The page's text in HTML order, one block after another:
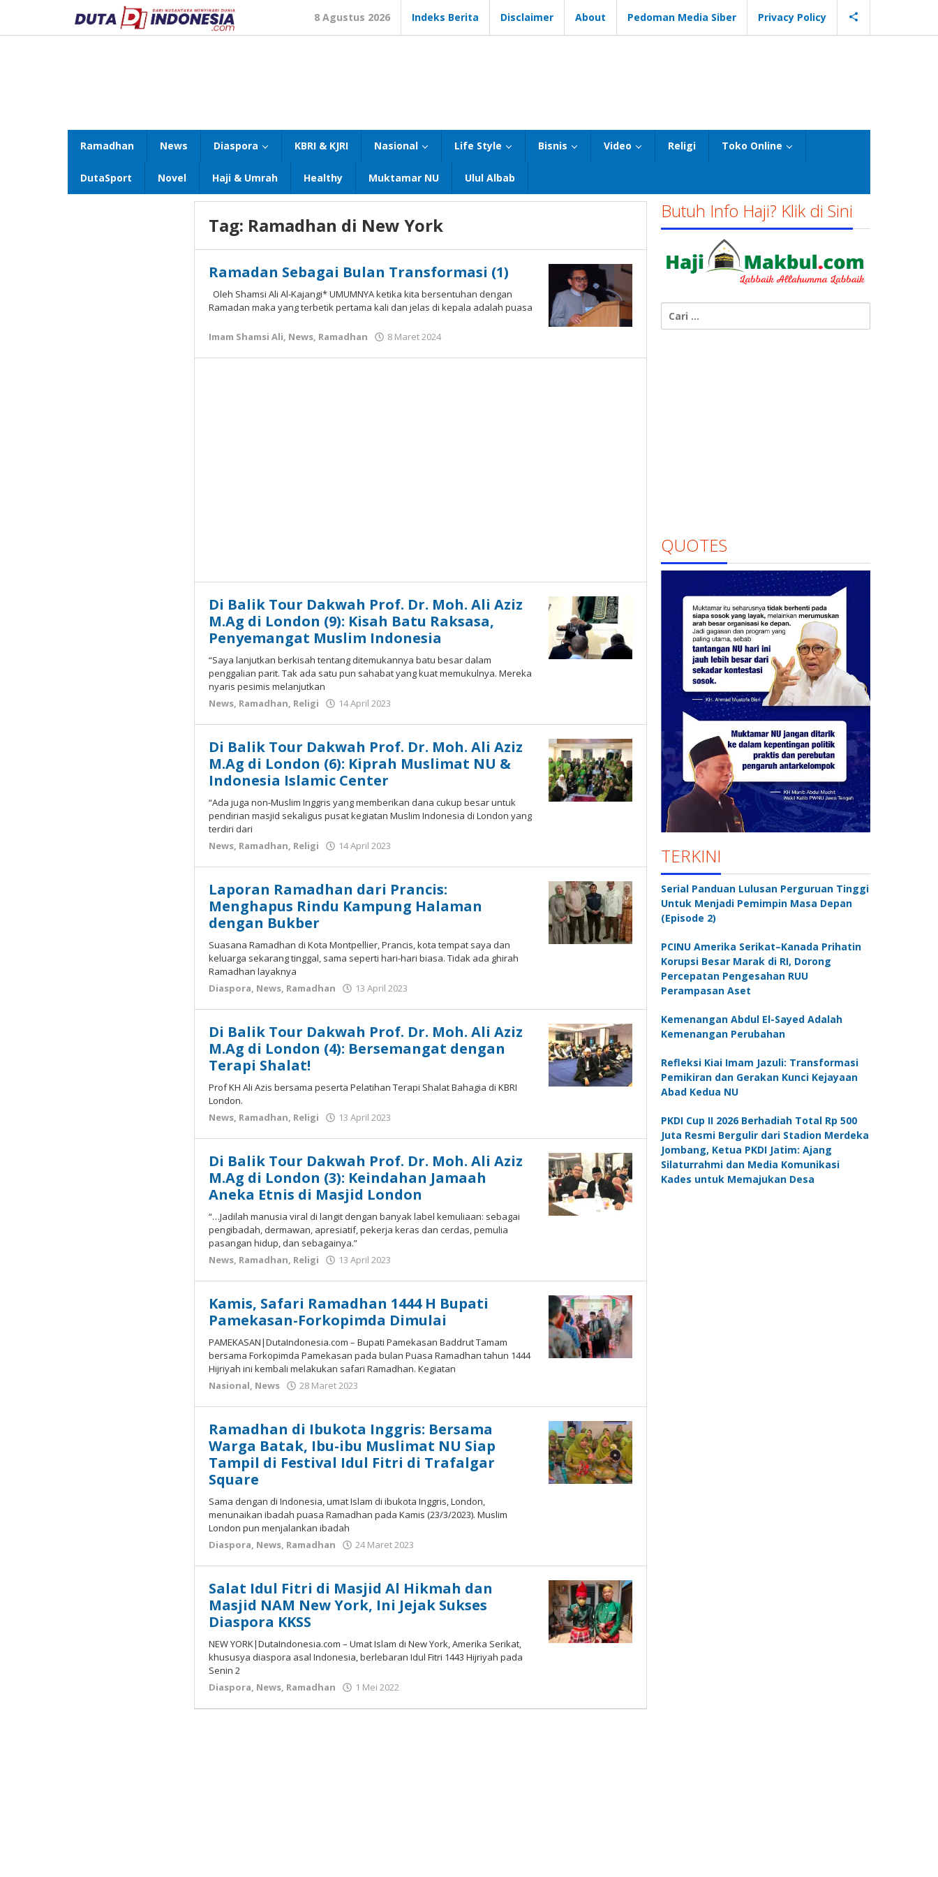
konten
8 Agustus 2026 Indeks Berita Disclaimer About Pedoman Media Siber Privacy Policy
Ramadhan News Diaspora KBRI & KJRI Nasional Life Style Bisnis Video Religi Toko Online
DutaSport Novel Haji & Umrah Healthy Muktamar NU Ulul Albab
Tag: Ramadhan di New York
Ramadan Sebagai Bulan Transformasi (1)
Oleh Shamsi Ali Al-Kajangi* UMUMNYA ketika kita bersentuhan dengan
Ramadan maka yang terbetik pertama kali dan jelas di kepala adalah puasa
Imam Shamsi Ali, News, Ramadhan 8 Maret 2024
Susanto
Di Balik Tour Dakwah Prof. Dr. Moh. Ali Aziz
M.Ag di London (9): Kisah Batu Raksasa,
Penyemangat Muslim Indonesia
“Saya lanjutkan berkisah tentang ditemukannya batu besar dalam
penggalian parit. Tak ada satu pun sahabat yang kuat memukulnya. Mereka
nyaris pesimis melanjutkan
News, Ramadhan, Religi 14 April 2023
Susanto
Di Balik Tour Dakwah Prof. Dr. Moh. Ali Aziz
M.Ag di London (6): Kiprah Muslimat NU &
Indonesia Islamic Center
“Ada juga non-Muslim Inggris yang memberikan dana cukup besar untuk
pendirian masjid sekaligus pusat kegiatan Muslim Indonesia di London yang
terdiri dari
News, Ramadhan, Religi 14 April 2023
Susanto
Laporan Ramadhan dari Prancis:
Menghapus Rindu Kampung Halaman
dengan Bukber
Suasana Ramadhan di Kota Montpellier, Prancis, kota tempat saya dan
keluarga sekarang tinggal, sama seperti hari-hari biasa. Tidak ada ghirah
Ramadhan layaknya
Diaspora, News, Ramadhan 13 April 2023
Susanto
Di Balik Tour Dakwah Prof. Dr. Moh. Ali Aziz
M.Ag di London (4): Bersemangat dengan
Terapi Shalat!
Prof KH Ali Azis bersama peserta Pelatihan Terapi Shalat Bahagia di KBRI
London.
News, Ramadhan, Religi 13 April 2023
Susanto
Di Balik Tour Dakwah Prof. Dr. Moh. Ali Aziz
M.Ag di London (3): Keindahan Jamaah
Aneka Etnis di Masjid London
“…Jadilah manusia viral di langit dengan banyak label kemuliaan: sebagai
pengibadah, dermawan, apresiatif, pekerja keras dan cerdas, pemulia
pasangan hidup, dan sebagainya.”
News, Ramadhan, Religi 13 April 2023
Susanto
Kamis, Safari Ramadhan 1444 H Bupati
Pamekasan-Forkopimda Dimulai
PAMEKASAN|DutaIndonesia.com – Bupati Pamekasan Baddrut Tamam
bersama Forkopimda Pamekasan pada bulan Puasa Ramadhan tahun 1444
Hijriyah ini kembali melakukan safari Ramadhan. Kegiatan
Nasional, News 28 Maret 2023
Susanto
Ramadhan di Ibukota Inggris: Bersama
Warga Batak, Ibu-ibu Muslimat NU Siap
Tampil di Festival Idul Fitri di Trafalgar
Square
Sama dengan di Indonesia, umat Islam di ibukota Inggris, London,
menunaikan ibadah puasa Ramadhan pada Kamis (23/3/2023). Muslim
London pun menjalankan ibadah
Diaspora, News, Ramadhan 24 Maret 2023
Susanto
Salat Idul Fitri di Masjid Al Hikmah dan
Masjid NAM New York, Ini Jejak Sukses
Diaspora KKSS
NEW YORK|DutaIndonesia.com – Umat Islam di New York, Amerika Serikat,
khususya diaspora asal Indonesia, berlebaran Idul Fitri 1443 Hijriyah pada
Senin 2
Diaspora, News, Ramadhan 1 Mei 2022
Susanto
Butuh Info Haji? Klik di Sini
untuk:
QUOTES
TERKINI
Serial Panduan Lulusan Perguruan Tinggi
Untuk Menjadi Pemimpin Masa Depan
(Episode 2)
PCINU Amerika Serikat–Kanada Prihatin
Korupsi Besar Marak di RI, Dorong
Percepatan Pengesahan RUU
Perampasan Aset
Kemenangan Abdul El-Sayed Adalah
Kemenangan Perubahan
Refleksi Kiai Imam Jazuli: Transformasi
Pemikiran dan Gerakan Kunci Kejayaan
Abad Kedua NU
PKDI Cup II 2026 Berhadiah Total Rp 500
Juta Resmi Bergulir dari Stadion Merdeka
Jombang, Ketua PKDI Jatim: Ajang
Silaturrahmi dan Media Komunikasi
Kades untuk Memajukan Desa